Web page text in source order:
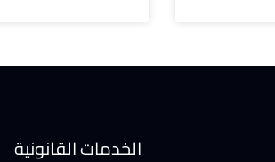
الخدمات القانونية